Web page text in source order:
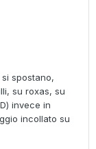
spostano,
su roxas, su
invece in
incollato su